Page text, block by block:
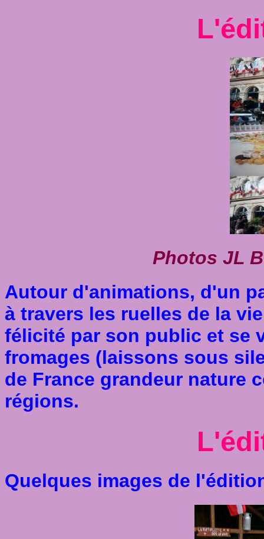
Photos JL
Autour d'animations, d'un
à travers les ruelles de la
félicité par son public et se
fromages (laissons sous
de France grandeur nature
régions.
Quelques images de